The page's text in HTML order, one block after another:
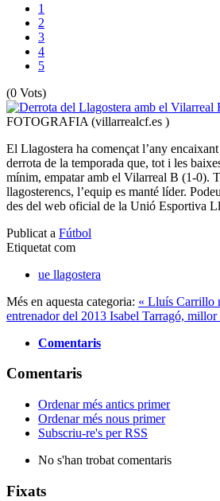
1
2
3
4
5
(0 Vots)
FOTOGRAFIA (villarrealcf.es )
El Llagostera ha començat l’any
derrota de la temporada que, tot i les
mínim, empatar amb el Vilarreal B (1-0).
llagosterencs, l’equip es manté líder.
des del web oficial de la Unió Esportiva
Publicat a Fútbol
Etiquetat com
ue llagostera
Més en aquesta categoria: « Lluís Carrillo
entrenador del 2013 Isabel Tarragó,
Comentaris
Comentaris
Ordenar més antics primer
Ordenar més nous primer
Subscriu-re's per RSS
No s'han trobat comentaris
Fixats